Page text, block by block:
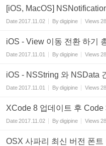
[iOS, MacOS]
Date2017.11.02 Bydigipine Views
iOS - View 이동 전환 하기
Date2017.11.01 Bydigipine Views
iOS - NSString 와 NSData
Date2017.11.01 Bydigipine Views
XCode 8 업데이트 후
Date2017.11.02 Bydigipine Views
OSX 사파리 최신 버전 폰트